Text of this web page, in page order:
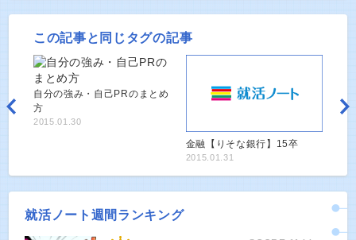
この記事と同じタグの記事
自分の強み・自己PRのまとめ
方
2015.01.30
金融【りそな銀行】15卒
2015.01.31
就活ノート週間ランキング